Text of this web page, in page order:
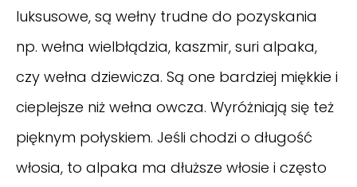
luksusowe, są wełny trudne do pozyskania
np. wełna wielbłądzia, kaszmir, suri alpaka,
czy wełna dziewicza. Są one bardziej miękkie i
cieplejsze niż wełna owcza. Wyróżniają się też
pięknym połyskiem. Jeśli chodzi o długość
włosia, to alpaka ma dłuższe włosie i często